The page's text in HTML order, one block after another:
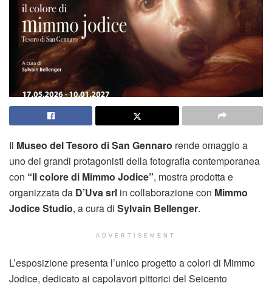
Il Museo del Tesoro di San Gennaro rende omaggio a
uno dei grandi protagonisti della fotografia contemporanea
con “Il colore di Mimmo Jodice”, mostra prodotta e
organizzata da D’Uva srl in collaborazione con Mimmo
Jodice Studio, a cura di Sylvain Bellenger.
ADVERTISEMENT
L’esposizione presenta l’unico progetto a colori di Mimmo
Jodice, dedicato ai capolavori pittorici del Seicento